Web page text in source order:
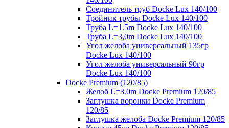
Соединитель труб Docke Lux 140/100
Тройник трубы Docke Lux 140/100
Труба L=1.5m Docke Lux 140/100
Труба L=3,0m Docke Lux 140/100
Угол желоба универсальный 135гр
Docke Lux 140/100
Угол желоба универсальный 90гр
Docke Lux 140/100
Docke Premium (120/85)
Желоб L=3.0m Docke Premium 120/85
Заглушка воронки Docke Premium
120/85
Заглушка желоба Docke Premium 120/85